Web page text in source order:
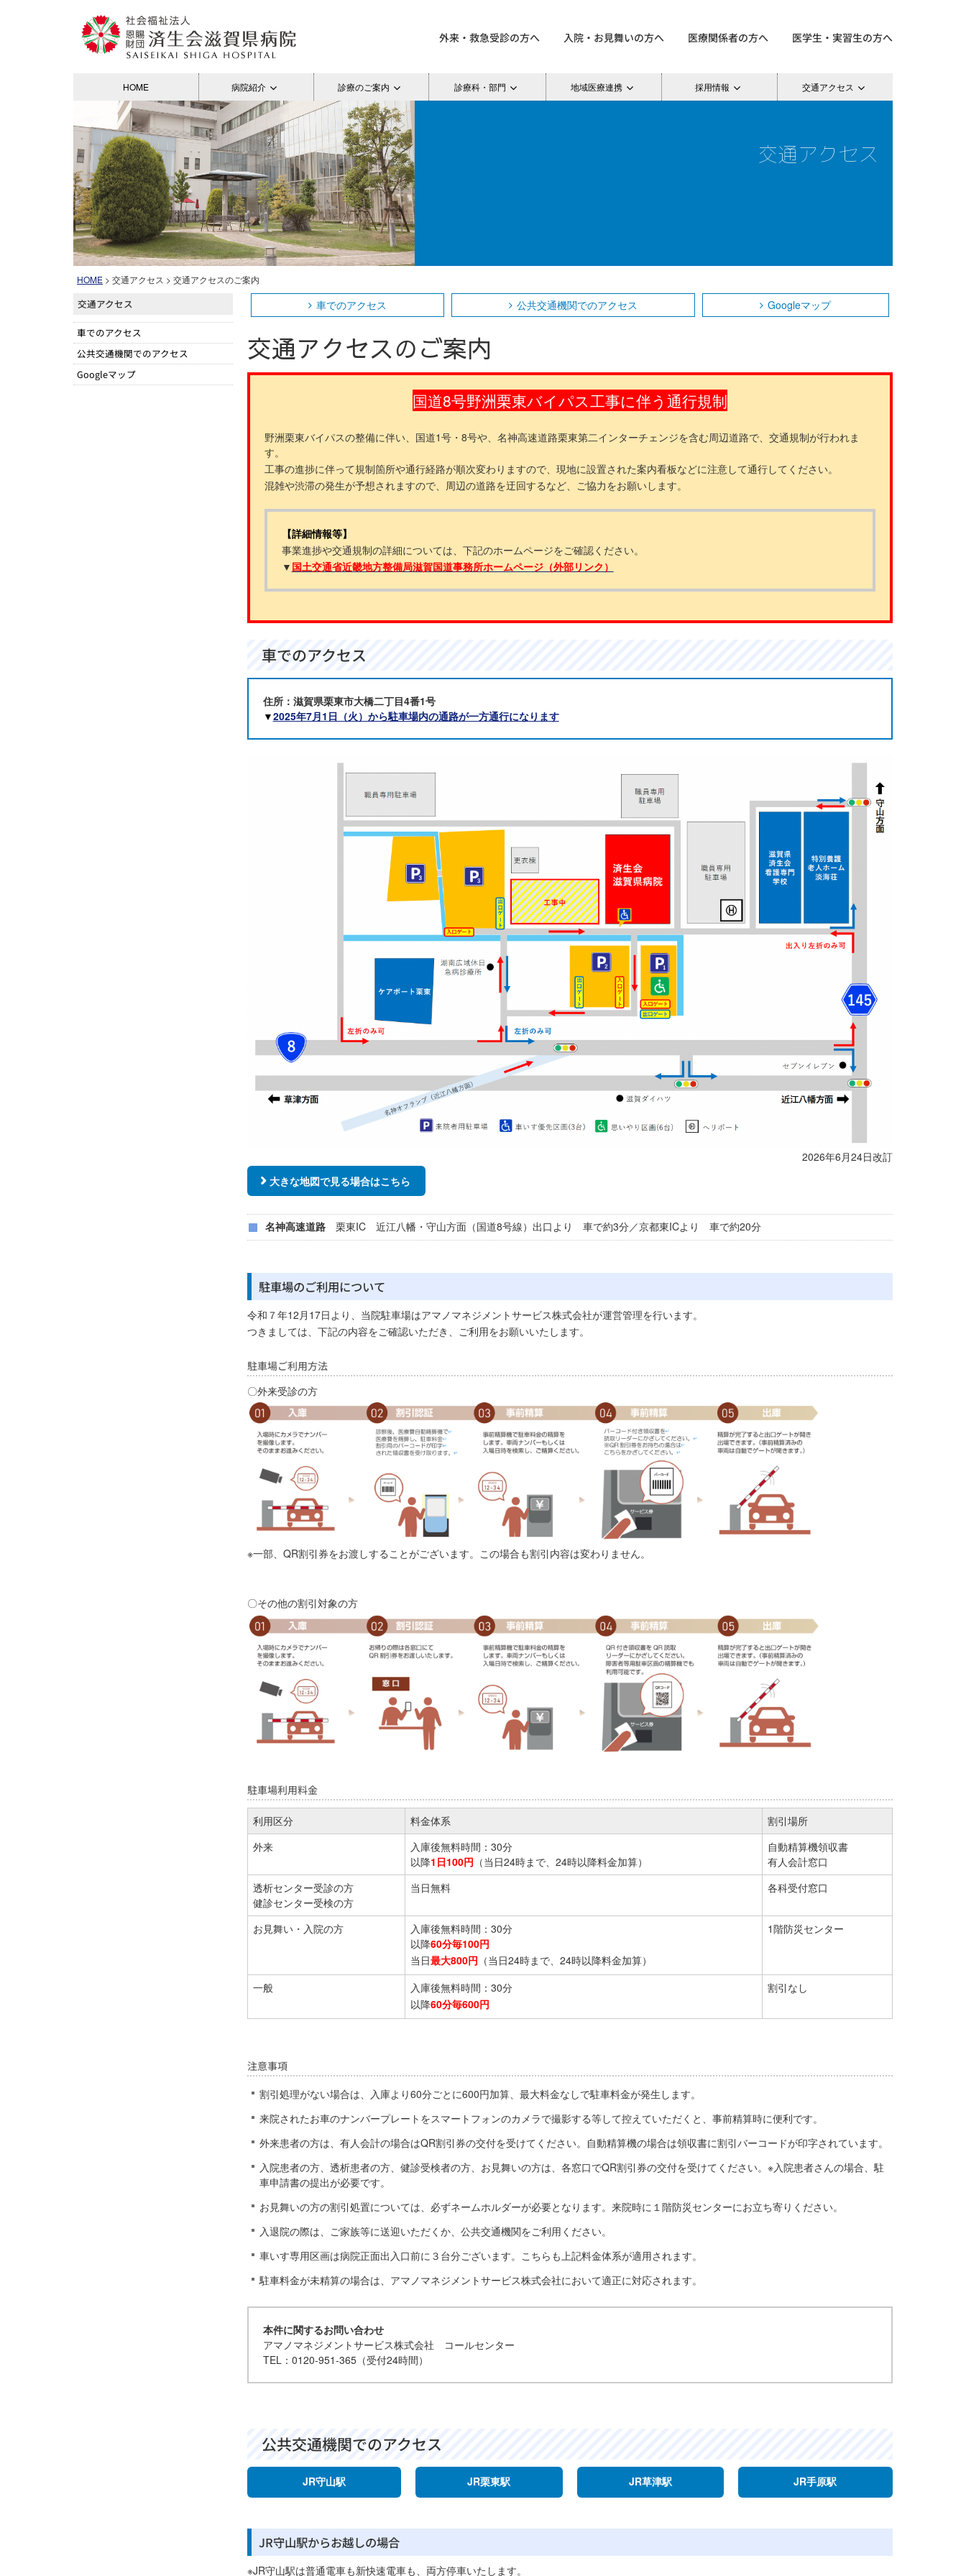
外来・救急受診の方へ 入院・お見舞いの方へ 医療関係者の方へ 医学生・実習生の方へ
HOME 病院紹介 診療のご案内 診療科・部門 地域医療連携 採用情報 交通アクセス
交通アクセス
HOME > 交通アクセス > 交通アクセスのご案内
車でのアクセス 公共交通機関でのアクセス Googleマップ
交通アクセスのご案内
国道8号野洲栗東バイパス工事に伴う通行規制
野洲栗東バイパスの整備に伴い、国道1号・8号や、名神高速道路栗東第二インターチェンジを含む周辺道路で、交通規制が行われま
す。
工事の進捗に伴って規制箇所や通行経路が順次変わりますので、現地に設置された案内看板などに注意して通行してください。
混雑や渋滞の発生が予想されますので、周辺の道路を迂回するなど、ご協力をお願いします。
【詳細情報等】
事業進捗や交通規制の詳細については、下記のホームページをご確認ください。
▼ 国土交通省近畿地方整備局滋賀国道事務所ホームページ（外部リンク）
車でのアクセス
住所：滋賀県栗東市大橋二丁目4番1号
▼2025年7月1日（火）から駐車場内の通路が一方通行になります
2026年6月24日改訂
大きな地図で見る場合はこちら
名神高速道路 栗東IC 近江八幡・守山方面（国道8号線）出口より 車で約3分／京都東ICより 車で約20分
駐車場のご利用について
令和７年12月17日より、当院駐車場はアマノマネジメントサービス株式会社が運営管理を行います。
つきましては、下記の内容をご確認いただき、ご利用をお願いいたします。
駐車場ご利用方法
〇外来受診の方
※一部、QR割引券をお渡しすることがございます。この場合も割引内容は変わりません。
〇その他の割引対象の方
駐車場利用料金
利用区分 料金体系
割引場所
外来
入庫後無料時間：30分
以降1日100円 （当日24時まで、24時以降料金加算）
自動精算機領収書
有人会計窓口
透析センター受診の方
健診センター受検の方
当日無料 各科受付窓口
お見舞い・入院の方
入庫後無料時間：30分
以降60分毎100円
当日最大800円 （当日24時まで、24時以降料金加算）
1階防災センター
一般
入庫後無料時間：30分
以降60分毎600円
割引なし
注意事項
割引処理がない場合は、入庫より60分ごとに600円加算、最大料金なしで駐車料金が発生します。
来院されたお車のナンバープレートをスマートフォンのカメラで撮影する等して控えていただくと、事前精算時に便利です。
外来患者の方は、有人会計の場合はQR割引券の交付を受けてください。自動精算機の場合は領収書に割引バーコードが印字されています。
入院患者の方、透析患者の方、健診受検者の方、お見舞いの方は、各窓口でQR割引券の交付を受けてください。※入院患者さんの場合、駐
車申請書の提出が必要です。
お見舞いの方の割引処置については、必ずネームホルダーが必要となります。来院時に１階防災センターにお立ち寄りください。
入退院の際は、ご家族等に送迎いただくか、公共交通機関をご利用ください。
車いす専用区画は病院正面出入口前に３台分ございます。こちらも上記料金体系が適用されます。
駐車料金が未精算の場合は、アマノマネジメントサービス株式会社において適正に対応されます。
本件に関するお問い合わせ
アマノマネジメントサービス株式会社 コールセンター
TEL：0120-951-365（受付24時間）
公共交通機関でのアクセス
JR守山駅 JR栗東駅 JR草津駅 JR手原駅
JR守山駅からお越しの場合
※JR守山駅は普通電車も新快速電車も、両方停車いたします。
交通アクセス
車でのアクセス
公共交通機関でのアクセス
Googleマップ